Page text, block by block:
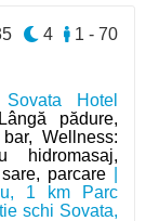
Hotel
Lângă pădure,
Wellness:
hidromasaj,
parcare|
1 km Parc
schi Sovata,
1 - 70
4